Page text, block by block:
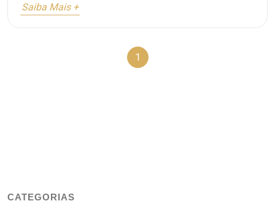
Saiba Mais +
1
CATEGORIAS